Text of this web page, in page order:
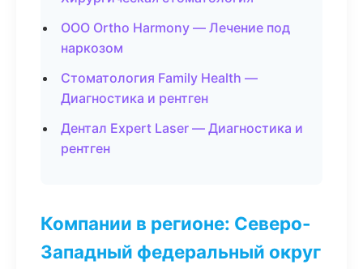
ООО Ortho Harmony — Лечение под
наркозом
Стоматология Family Health —
Диагностика и рентген
Дентал Expert Laser — Диагностика и
рентген
Компании в регионе: Северо-
Западный федеральный округ